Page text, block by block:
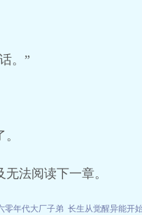
。”
法阅读下一章。
零年代大厂子弟 长生从觉醒异能开